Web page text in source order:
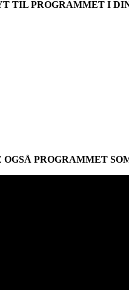
TIL PROGRAMMET I
OGSÅ PROGRAMMET